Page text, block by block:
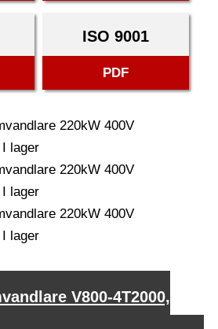
ISO 9001
PDF
V800-4T2000,